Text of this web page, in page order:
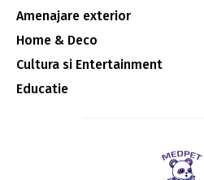
Amenajare exterior
Home & Deco
Cultura si Entertainment
Educatie